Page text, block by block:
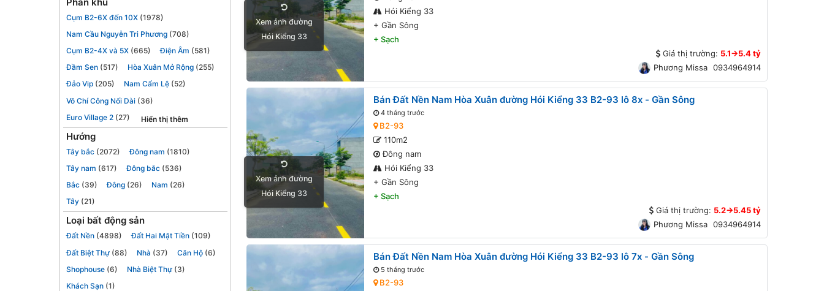
Cụm B2-6X đến 10X (1978)
Nam Cầu Nguyễn Tri Phương (708)
Cụm B2-4X và 5X (665) Điện Âm (581)
Đầm Sen (517) Hòa Xuân Mở Rộng (255)
Đảo Vip (205) Nam Cẩm Lệ (52)
Võ Chí Công Nối Dài (36)
Euro Village 2 (27) Hiển thị thêm
Hướng
Tây bắc (2072) Đông nam (1810)
Tây nam (617) Đông bắc (536)
Bắc (39) Đông (26) Nam (26)
Tây (21)
Loại bất động sản
Đất Nền (4898) Đất Hai Mặt Tiền (109)
Đất Biệt Thự (88) Nhà (37) Căn Hộ (6)
Shophouse (6) Nhà Biệt Thự (3)
Khách Sạn (1)
Xem ảnh đường
Hói Kiểng 33
Hói Kiểng 33
+ Gần Sông
+ Sạch
Giá thị trường: 5.1->5.4 tỷ
Phương Missa 0934964914
Xem ảnh đường
Hói Kiểng 33
Bán Đất Nền Nam Hòa Xuân đường Hói Kiểng 33 B2-93 lô 8x - Gần Sông
4 tháng trước
B2-93
110m2
Đông nam
Hói Kiểng 33
+ Gần Sông
+ Sạch
Giá thị trường: 5.2->5.45 tỷ
Phương Missa 0934964914
Bán Đất Nền Nam Hòa Xuân đường Hói Kiểng 33 B2-93 lô 7x - Gần Sông
5 tháng trước
B2-93